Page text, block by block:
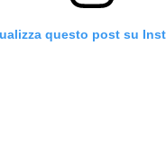
questo post su